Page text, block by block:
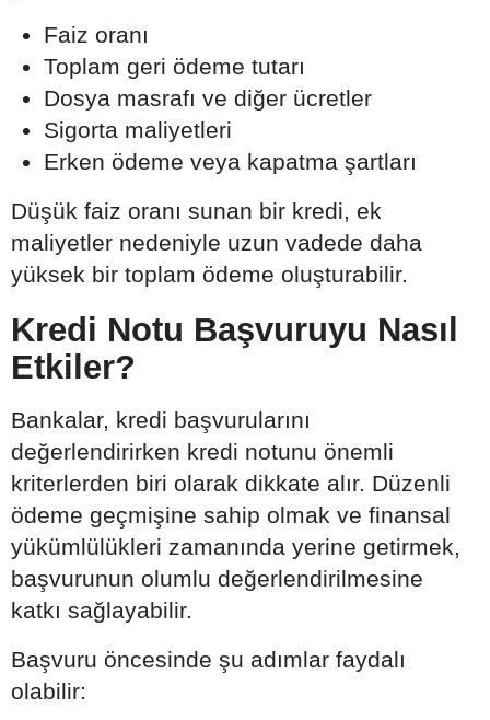
Faiz oranı
Toplam geri ödeme tutarı
Dosya masrafı ve diğer ücretler
Sigorta maliyetleri
Erken ödeme veya kapatma şartları
Düşük faiz oranı sunan bir kredi, ek
maliyetler nedeniyle uzun vadede daha
yüksek bir toplam ödeme oluşturabilir.
Kredi Notu Başvuruyu Nasıl
Etkiler?
Bankalar, kredi başvurularını
değerlendirirken kredi notunu önemli
kriterlerden biri olarak dikkate alır. Düzenli
ödeme geçmişine sahip olmak ve finansal
yükümlülükleri zamanında yerine getirmek,
başvurunun olumlu değerlendirilmesine
katkı sağlayabilir.
Başvuru öncesinde şu adımlar faydalı
olabilir: